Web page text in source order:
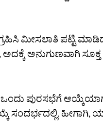
ಮೀಸಲಾತಿ ಪಟ್ಟಿ
ಅನುಗುಣವಾಗಿ
ಒಂದು ಪುರಸಭೆಗೆ
ಸಂದರ್ಭದಲ್ಲಿ. ಹೀಗಾಗಿ,